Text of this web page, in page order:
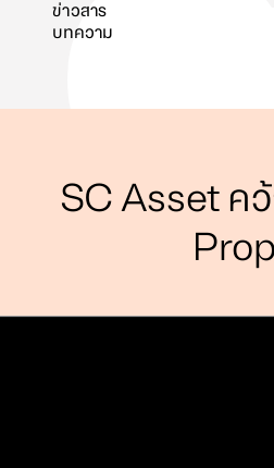
ข่าวสาร
บทความ
SC Asset ค